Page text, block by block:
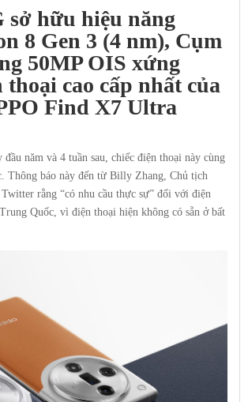
sở hữu hiệu năng
8 Gen 3 (4 nm), Cụm
50MP OIS xứng
cao cấp nhất của
Find X7 Ultra
năm và 4 tuần sau, chiếc điện thoại này cùng
Thông báo này đến từ Billy Zhang, Chủ tịch
rằng “có nhu cầu thực sự” đối với điện
Quốc, vì điện thoại hiện không có sẵn ở bất